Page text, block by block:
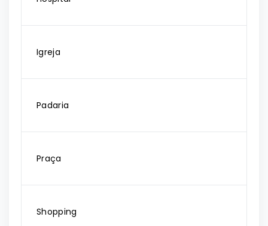
Igreja
Padaria
Praça
Shopping